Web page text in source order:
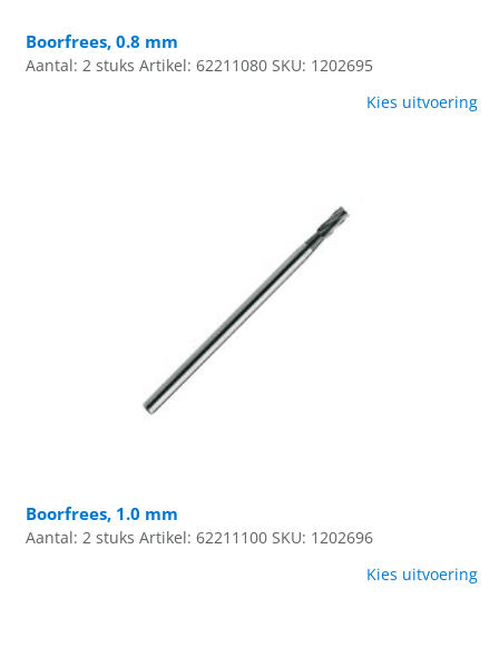
Boorfrees, 0.8 mm
Aantal: 2 stuks Artikel: 62211080 SKU: 1202695
Kies uitvoering
Boorfrees, 1.0 mm
Aantal: 2 stuks Artikel: 62211100 SKU: 1202696
Kies uitvoering